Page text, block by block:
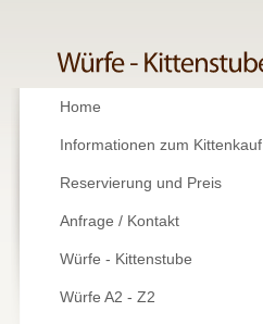
Home
Informationen zum Kittenkauf
Reservierung und Preis
Anfrage / Kontakt
Würfe - Kittenstube
Würfe A2 - Z2